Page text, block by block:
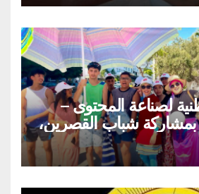
لصناعة المحتوى –
شباب القصرين،